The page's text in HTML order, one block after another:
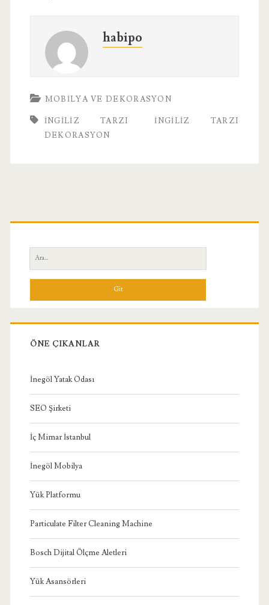
habipo
MOBILYA VE DEKORASYON
INGILIZ TARZI
İNGILIZ TARZI
DEKORASYON
Birincil
Yan
Menü
Ara:
ÖNE ÇIKANLAR
İnegöl Yatak Odası
SEO Şirketi
İç Mimar İstanbul
İnegöl Mobilya
Yük Platformu
Particulate Filter Cleaning Machine
Bosch Dijital Ölçme Aletleri
Yük Asansörleri